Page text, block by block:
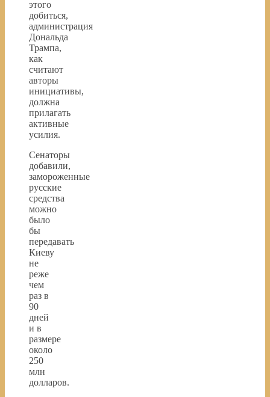
этого
добиться,
администрация
Дональда
Трампа,
как
считают
авторы
инициативы,
должна
прилагать
активные
усилия.
Сенаторы
добавили,
замороженные
русские
средства
можно
было
бы
передавать
Киеву
не
реже
чем
раз в
90
дней
и в
размере
около
250
млн
долларов.